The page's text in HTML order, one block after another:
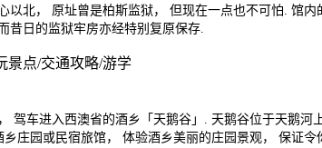
以北， 原址曾是柏斯监狱， 但现在一点也不可怕.
昔日的监狱牢房亦经特别复原保存.
驾车进入西澳省的酒乡「天鹅谷」. 天鹅谷位于天鹅
庄园或民宿旅馆， 体验酒乡美丽的庄园景观， 保证令